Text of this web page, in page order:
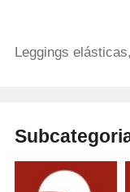
Leggings